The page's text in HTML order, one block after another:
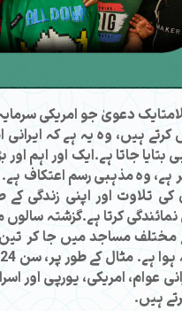
دعویٰ جو امریکی
ہیں، وہ یہ ہے کہ
جاتا ہے۔ایک اور اہم اور
ہے، وہ مذہبی رسم
کی تلاوت اور اپنی
کرتا ہے۔گزشتہ
مساجد میں جا کر تین
عوام، امریکی، یورپی اور
ہیں۔